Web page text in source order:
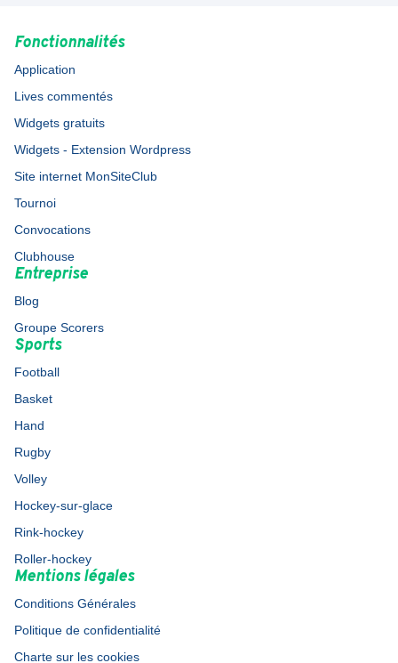
Fonctionnalités
Application
Lives commentés
Widgets gratuits
Widgets - Extension Wordpress
Site internet MonSiteClub
Tournoi
Convocations
Clubhouse
Entreprise
Blog
Groupe Scorers
Sports
Football
Basket
Hand
Rugby
Volley
Hockey-sur-glace
Rink-hockey
Roller-hockey
Mentions légales
Conditions Générales
Politique de confidentialité
Charte sur les cookies